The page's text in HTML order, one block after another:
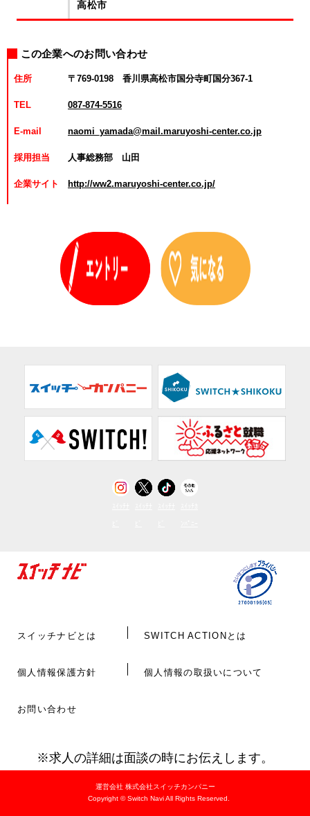
高松市
この企業へのお問い合わせ
住所 〒769-0198 香川県高松市国分寺町国分367-1
TEL 087-874-5516
E-mail naomi_yamada@mail.maruyoshi-center.co.jp
採用担当 人事総務部 山田
企業サイト http://ww2.maruyoshi-center.co.jp/
スイッチナビとは SWITCH ACTIONとは
個人情報保護方針 個人情報の取扱いについて
お問い合わせ
※求人の詳細は面談の時にお伝えします。
運営会社 株式会社スイッチカンパニー
Copyright © Switch Navi All Rights Reserved.